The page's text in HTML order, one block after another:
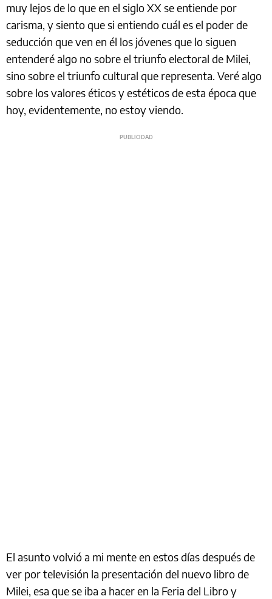
muy lejos de lo que en el siglo XX se entiende por
carisma, y siento que si entiendo cuál es el poder de
seducción que ven en él los jóvenes que lo siguen
entenderé algo no sobre el triunfo electoral de Milei,
sino sobre el triunfo cultural que representa. Veré algo
sobre los valores éticos y estéticos de esta época que
hoy, evidentemente, no estoy viendo.
El asunto volvió a mi mente en estos días después de
ver por televisión la presentación del nuevo libro de
Milei, esa que se iba a hacer en la Feria del Libro y